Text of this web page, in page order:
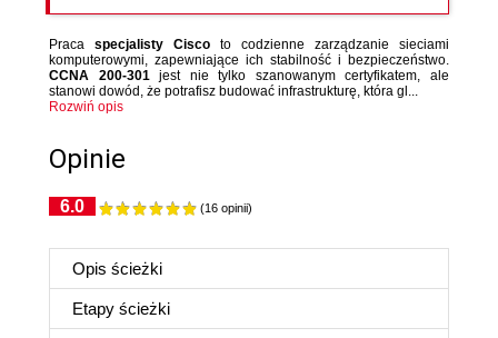
Praca specjalisty Cisco to codzienne zarządzanie sieciami
komputerowymi, zapewniające ich stabilność i bezpieczeństwo.
CCNA 200-301jest nie tylko szanowanym certyfikatem, ale
stanowi dowód, że potrafisz budować infrastrukturę, która gl...
Rozwiń opis
Opinie
6.0 (16 opinii)
Opis ścieżki
Etapy ścieżki